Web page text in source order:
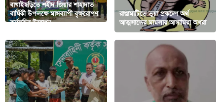
বাঘাইছড়িতে শহীদ জিয়ার শাহাদাত
বার্ষিকী উপলক্ষে মাসব্যাপী বৃক্ষরোপণ
কর্মসূচির উদ্বোধন
রাঙামাটিতে ভুয়া প্রকল্পে অর্থ
আত্মসাতের মামলার আসামিরা অধরা